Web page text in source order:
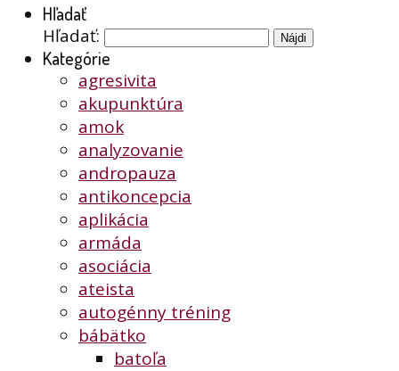
Hľadať
Hľadať:
Kategórie
agresivita
akupunktúra
amok
analyzovanie
andropauza
antikoncepcia
aplikácia
armáda
asociácia
ateista
autogénny tréning
bábätko
batoľa